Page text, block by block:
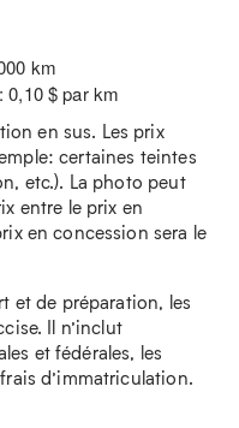
km
0,10 $ par km
en sus. Les prix
certaines teintes
etc.). La photo peut
entre le prix en
en concession sera le
et de préparation, les
Il n’inclut
et fédérales, les
d’immatriculation.